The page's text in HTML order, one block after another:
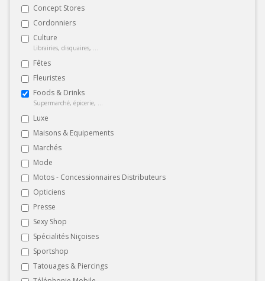
Concept Stores
Cordonniers
Culture
Librairies, disquaires, ...
Fêtes
Fleuristes
Foods & Drinks
Supermarché, épicerie, ...
Luxe
Maisons & Equipements
Marchés
Mode
Motos - Concessionnaires Distributeurs
Opticiens
Presse
Sexy Shop
Spécialités Niçoises
Sportshop
Tatouages & Piercings